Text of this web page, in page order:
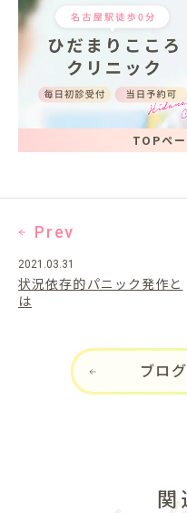
TOPペ
Prev
2021.03.31
状況依存的パニック発作と
は
ブロ
関